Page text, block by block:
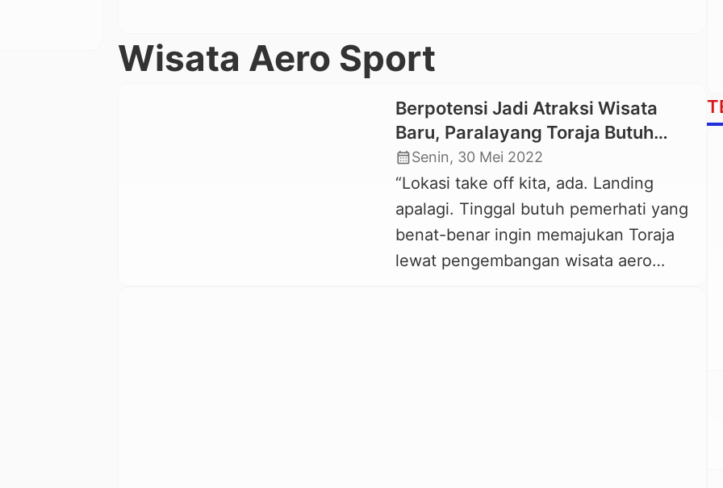
Wisata Aero Sport
Berpotensi Jadi Atraksi Wisata
Baru, Paralayang Toraja Butuh
Perhatian Pemerintah dan Donatur
calendar_monthSenin, 30 Mei 2022
“Lokasi take off kita, ada. Landing
apalagi. Tinggal butuh pemerhati yang
benat-benar ingin memajukan Toraja
lewat pengembangan wisata aero